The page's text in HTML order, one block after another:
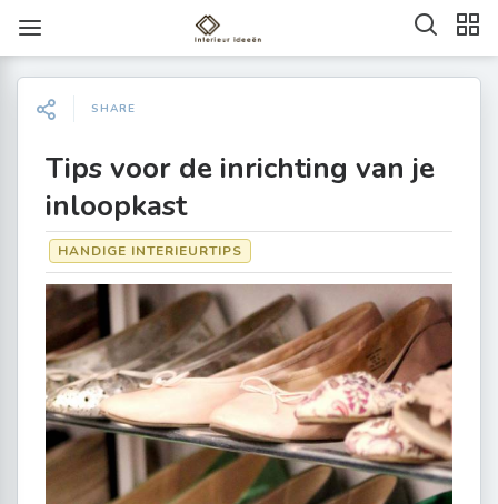
SHARE
Tips voor de inrichting van je
inloopkast
HANDIGE INTERIEURTIPS